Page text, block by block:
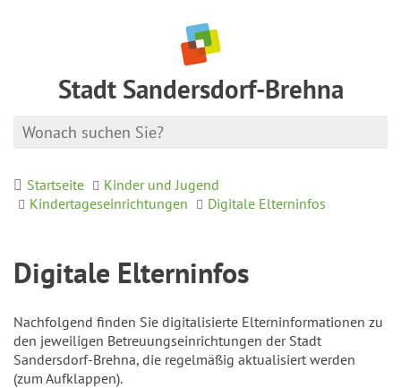
Stadt Sandersdorf-Brehna
Startseite
Kinder und Jugend
Kindertageseinrichtungen
Digitale Elterninfos
Digitale Elterninfos
Nachfolgend finden Sie digitalisierte Elterninformationen zu
den jeweiligen Betreuungseinrichtungen der Stadt
Sandersdorf-Brehna, die regelmäßig aktualisiert werden
(zum Aufklappen).